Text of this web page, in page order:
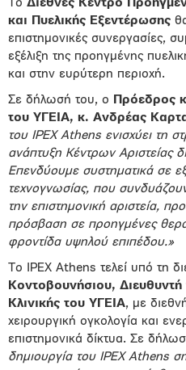
Το Διεθνές Κέντρο
και Πυελικής Εξεντέρωσης
επιστημονικές συνεργασίες,
εξέλιξη της προηγμένης
και στην ευρύτερη περιοχή.
Σε δήλωσή του, ο Πρόεδρος
του ΥΓΕΙΑ, κ. Ανδρέας
του IPEX Athens ενισχύει τη
ανάπτυξη Κέντρων Αριστείας
Επενδύουμε συστηματικά σε
τεχνογνωσίας, που
την επιστημονική αριστεία,
πρόσβαση σε προηγμένες
φροντίδα υψηλού επιπέδου.»
Το IPEX Athens τελεί υπό τη
Κοντοβουνήσιου, Διευθυντή
Κλινικής του ΥΓΕΙΑ, με
χειρουργική ογκολογία και
επιστημονικά δίκτυα. Σε
δημιουργία του IPEX Athens